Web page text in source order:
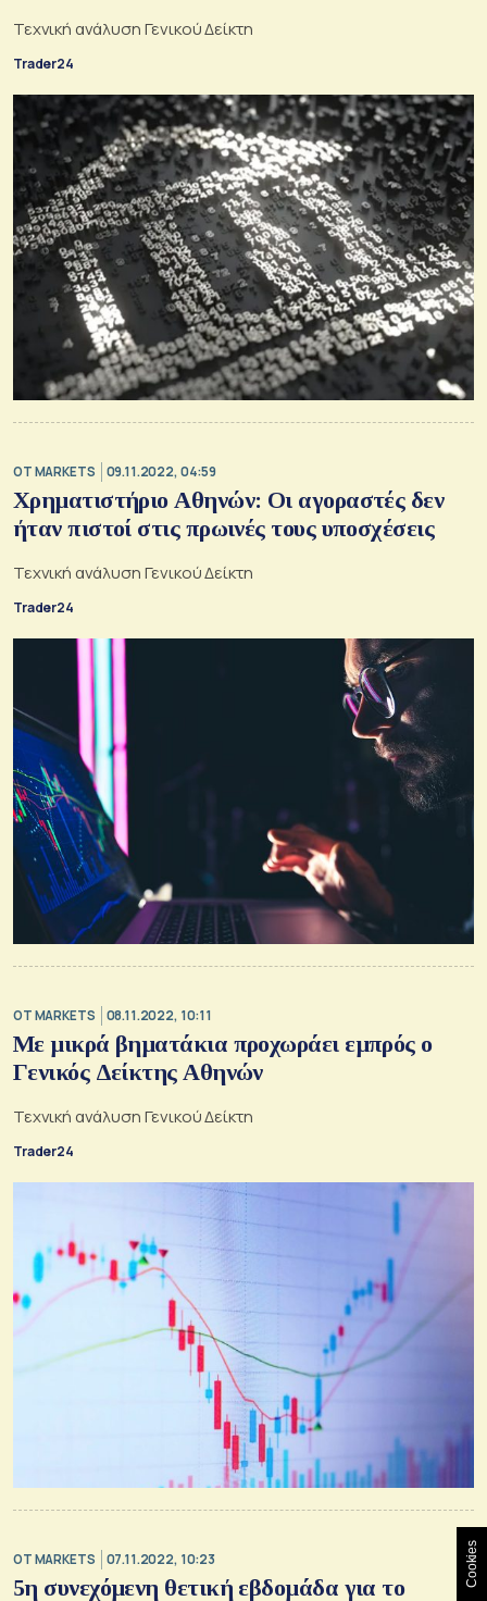
Τεχνική ανάλυση Γενικού Δείκτη
Trader24
OT MARKETS 09.11.2022, 04:59
Χρηματιστήριο Αθηνών: Οι αγοραστές δεν
ήταν πιστοί στις πρωινές τους υποσχέσεις
Τεχνική ανάλυση Γενικού Δείκτη
Trader24
OT MARKETS 08.11.2022, 10:11
Με μικρά βηματάκια προχωράει εμπρός ο
Γενικός Δείκτης Αθηνών
Τεχνική ανάλυση Γενικού Δείκτη
Trader24
OT MARKETS 07.11.2022, 10:23
5η συνεχόμενη θετική εβδομάδα για το Cookies